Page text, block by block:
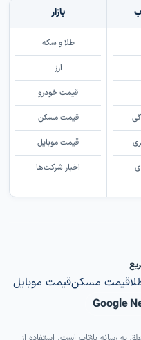
بازار
طلا و سکه
ارز
قیمت خودرو
قیمت مسکن
قیمت موبایل
اخبار شرکت‌ها
قیمت مسکنقیمت موبایل
Google